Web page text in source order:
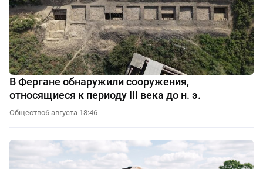
В Фергане обнаружили сооружения,
относящиеся к периоду III века до н. э.
Общество6 августа 18:46